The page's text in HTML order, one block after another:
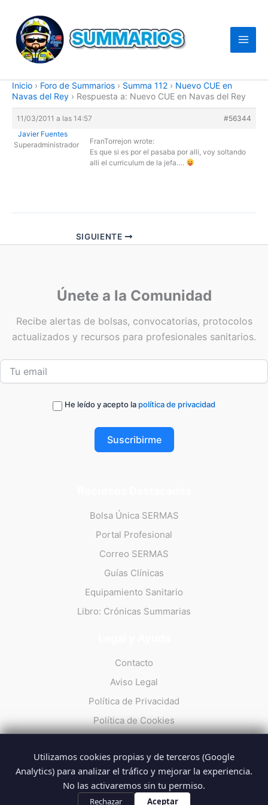
contenido
Inicio › Foro de Summarios › Summa 112 › Nuevo CUE en
Navas del Rey › Respuesta a: Nuevo CUE en Navas del Rey
11/03/2011 a las 14:57
#56344
Javier Fuentes
Superadministrador
FranTorrejon wrote:
Es que si es por el pasaba por alli, voy soltando
alli el curriculum de la jefa….
SIGUIENTE
Únete a la Comunidad
Recibe alertas de bolsas, convocatorias, protocolos
actualizados y recursos para profesionales sanitarios.
He leído y acepto la política de privacidad
Suscribirme
Bolsa Única SERMAS
Portal Profesional
Correo SERMAS
Guías Clínicas
Equipamiento Sanitario
Libro: Crónicas Summarias
Contacto
Aviso Legal
Política de Privacidad
Política de Cookies
© 2026 Summarios · La web no oficial de los profesionales del
SUMMA 112
Utilizamos cookies propias y de terceros (Google
Analytics) para analizar el tráfico y mejorar la experiencia.
No las activaremos sin tu permiso.
Rechazar Aceptar